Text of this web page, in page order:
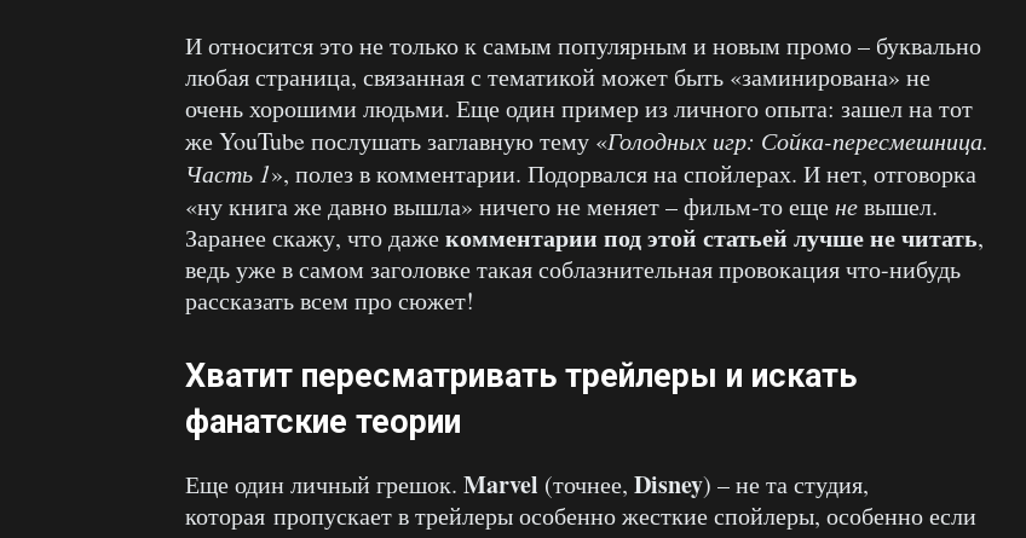
И относится это не только к самым популярным и новым промо – буквально
любая страница, связанная с тематикой может быть «заминирована» не
очень хорошими людьми. Еще один пример из личного опыта: зашел на тот
же YouTube послушать заглавную тему «Голодных игр: Сойка-пересмешница.
Часть 1», полез в комментарии. Подорвался на спойлерах. И нет, отговорка
«ну книга же давно вышла» ничего не меняет – фильм-то еще невышел.
Заранее скажу, что дажекомментарии под этой статьей лучше не читать,
ведь уже в самом заголовке такая соблазнительная провокация что-нибудь
рассказать всем про сюжет!
Хватит пересматривать трейлеры и искать
фанатские теории
Еще один личный грешок. Marvel (точнее, Disney) – не та студия,
которая пропускает в трейлеры особенно жесткие спойлеры, особенно если